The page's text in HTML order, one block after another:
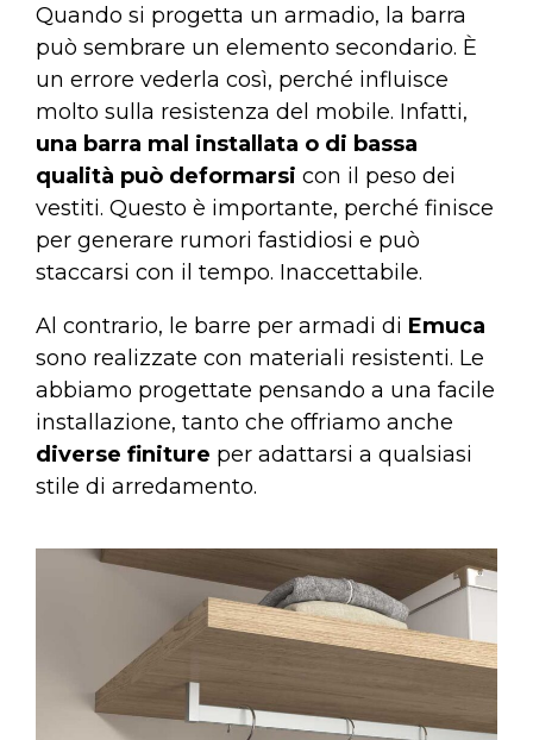
Quando si progetta un armadio, la barra
può sembrare un elemento secondario. È
un errore vederla così, perché influisce
molto sulla resistenza del mobile. Infatti,
una barra mal installata o di bassa
qualità può deformarsi con il peso dei
vestiti. Questo è importante, perché finisce
per generare rumori fastidiosi e può
staccarsi con il tempo. Inaccettabile.
Al contrario, le barre per armadi di Emuca
sono realizzate con materiali resistenti. Le
abbiamo progettate pensando a una facile
installazione, tanto che offriamo anche
diverse finiture per adattarsi a qualsiasi
stile di arredamento.